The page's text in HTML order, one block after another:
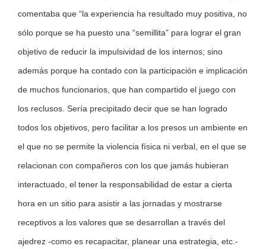
comentaba que “la experiencia ha resultado muy positiva, no
sólo porque se ha puesto una “semillita” para lograr el gran
objetivo de reducir la impulsividad de los internos; sino
además porque ha contado con la participación e implicación
de muchos funcionarios, que han compartido el juego con
los reclusos. Sería precipitado decir que se han logrado
todos los objetivos, pero facilitar a los presos un ambiente en
el que no se permite la violencia física ni verbal, en el que se
relacionan con compañeros con los que jamás hubieran
interactuado, el tener la responsabilidad de estar a cierta
hora en un sitio para asistir a las jornadas y mostrarse
receptivos a los valores que se desarrollan a través del
ajedrez -como es recapacitar, planear una estrategia, etc.-